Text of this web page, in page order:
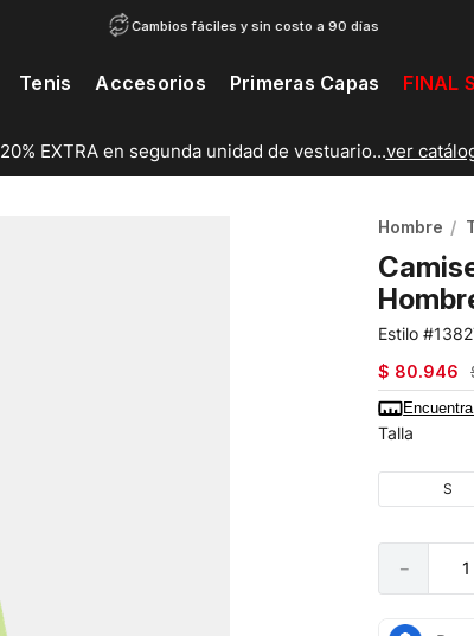
Cambios fáciles y sin costo a 90 días
Tenis Accesorios Primeras Capas FINAL
20% EXTRA en segunda unidad de vestuario...ver
Hombre
$ 80.946
Talla
S
－